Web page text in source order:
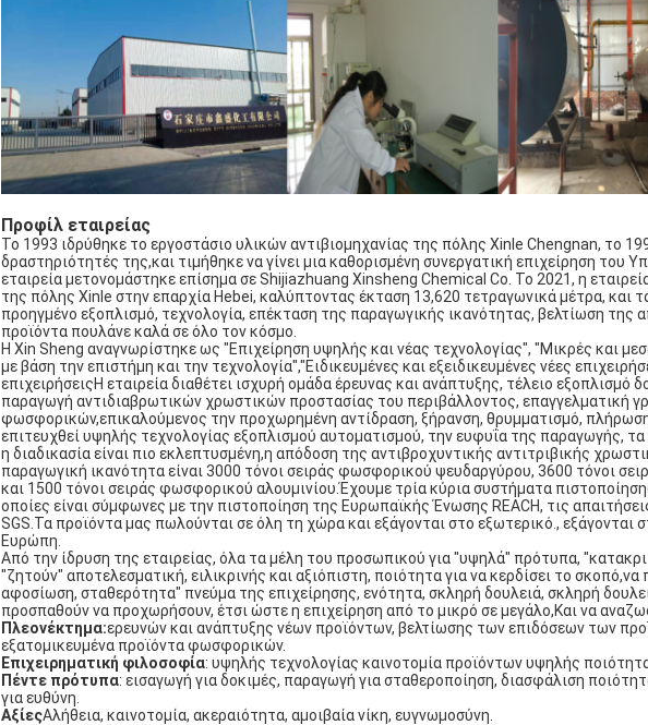
Προφίλ εταιρείας
Το 1993 ιδρύθηκε το εργοστάσιο υλικών αντιβιομηχανίας της πόλης Xinle Chengnan, το
δραστηριότητές της,και τιμήθηκε να γίνει μια καθορισμένη συνεργατική επιχείρηση του
εταιρεία μετονομάστηκε επίσημα σε Shijiazhuang Xinsheng Chemical Co. Το 2021, η
της πόλης Xinle στην επαρχία Hebei, καλύπτοντας έκταση 13,620 τετραγωνικά μέτρα, και
προηγμένο εξοπλισμό, τεχνολογία, επέκταση της παραγωγικής ικανότητας, βελτίωση της
προϊόντα πουλάνε καλά σε όλο τον κόσμο.
Η Xin Sheng αναγνωρίστηκε ως "Επιχείρηση υψηλής και νέας τεχνολογίας", "Μικρές και
με βάση την επιστήμη και την τεχνολογία","Ειδικευμένες και εξειδικευμένες νέες
επιχειρήσειςΗ εταιρεία διαθέτει ισχυρή ομάδα έρευνας και ανάπτυξης, τέλειο εξοπλισμό
παραγωγή αντιδιαβρωτικών χρωστικών προστασίας του περιβάλλοντος, επαγγελματική
φωσφορικών,επικαλούμενος την προχωρημένη αντίδραση, ξήρανση, θρυμματισμό, πλήρωση
επιτευχθεί υψηλής τεχνολογίας εξοπλισμού αυτοματισμού, την ευφυΐα της παραγωγής,
η διαδικασία είναι πιο εκλεπτυσμένη,η απόδοση της αντιβροχυντικής αντιτριβικής
παραγωγική ικανότητα είναι 3000 τόνοι σειράς φωσφορικού ψευδαργύρου, 3600 τόνοι
και 1500 τόνοι σειράς φωσφορικού αλουμινίου.Έχουμε τρία κύρια συστήματα
οποίες είναι σύμφωνες με την πιστοποίηση της Ευρωπαϊκής Ένωσης REACH, τις
SGS.Τα προϊόντα μας πωλούνται σε όλη τη χώρα και εξάγονται στο εξωτερικό., εξάγονται
Ευρώπη.
Από την ίδρυση της εταιρείας, όλα τα μέλη του προσωπικού για "υψηλά" πρότυπα,
"ζητούν" αποτελεσματική, ειλικρινής και αξιόπιστη, ποιότητα για να κερδίσει το
αφοσίωση, σταθερότητα" πνεύμα της επιχείρησης, ενότητα, σκληρή δουλειά, σκληρή
προσπαθούν να προχωρήσουν, έτσι ώστε η επιχείρηση από το μικρό σε μεγάλο,Και να
Πλεονέκτημα:ερευνών και ανάπτυξης νέων προϊόντων, βελτίωσης των επιδόσεων των
εξατομικευμένα προϊόντα φωσφορικών.
Επιχειρηματική φιλοσοφία: υψηλής τεχνολογίας καινοτομία προϊόντων υψηλής
Πέντε πρότυπα: εισαγωγή για δοκιμές, παραγωγή για σταθεροποίηση, διασφάλιση
για ευθύνη.
ΑξίεςΑλήθεια, καινοτομία, ακεραιότητα, αμοιβαία νίκη, ευγνωμοσύνη.